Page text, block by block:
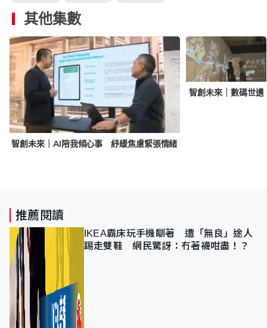
其他集數
智創未來｜AI陪我傾心事 紓緩焦慮緊張情緒
智創未來｜數碼世遺
推薦閱讀
IKEA霸床玩手機瞓著 遭「無良」途人
踢走雙鞋 網民驚訝：冇著襪咁盡！？